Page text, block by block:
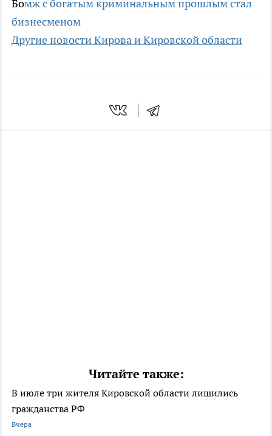
Бомж с богатым криминальным прошлым стал
бизнесменом
Другие новости Кирова и Кировской области
Читайте также:
В июле три жителя Кировской области лишились
гражданства РФ
Вчера